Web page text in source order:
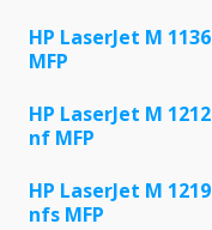
HP LaserJet M 1136
MFP
HP LaserJet M 1212
nf MFP
HP LaserJet M 1219
nfs MFP